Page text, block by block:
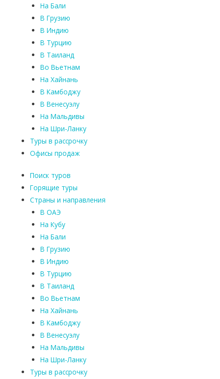
На Бали
В Грузию
В Индию
В Турцию
В Таиланд
Во Вьетнам
На Хайнань
В Камбоджу
В Венесуэлу
На Мальдивы
На Шри-Ланку
Туры в рассрочку
Офисы продаж
Поиск туров
Горящие туры
Страны и направления
В ОАЭ
На Кубу
На Бали
В Грузию
В Индию
В Турцию
В Таиланд
Во Вьетнам
На Хайнань
В Камбоджу
В Венесуэлу
На Мальдивы
На Шри-Ланку
Туры в рассрочку